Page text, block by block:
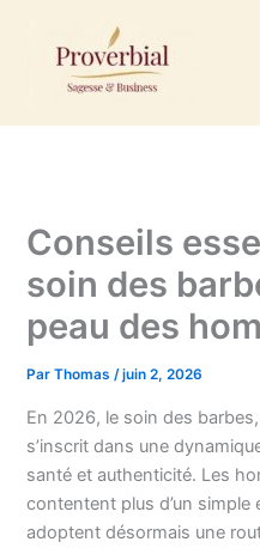
contenu
Conseils
soin des
peau des
ParThomas/juin 2, 2026
En 2026, le soin des
s’inscrit dans une
santé et authenticité. Les
contentent plus d’un simple
adoptent désormais une